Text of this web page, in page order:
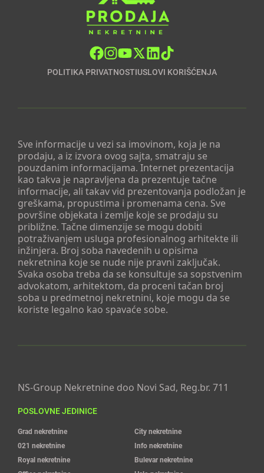
POLITIKA PRIVATNOSTIUSLOVI KORIŠĆENJA
Sve informacije u vezi sa imovinom, koja je na
prodaju, a iz izvora ovog sajta, smatraju se
pouzdanim informacijama. Internet prezentacija
kao takva je napravljena da prezentuje tačne
informacije, ali takav vid prezentovanja podložan je
greškama, propustima i promenama cena. Sve
površine objekata i zemlje koje se prodaju su
približne. Tačne dimenzije se mogu dobiti
potraživanjem usluga profesionalnog arhitekte ili
inžinjera. Broj soba navedenih u opisima
nekretnina koje se nude nije pravni zaključak.
Svaka osoba treba da se konsultuje sa sopstvenim
advokatom, arhitektom, da proceni tačan broj
soba u predmetnoj nekretnini, koje mogu da se
koriste legalno kao spavaće sobe.
NS-Group Nekretnine doo Novi Sad, Reg.br. 711
POSLOVNE JEDINICE
Grad nekretnine
City nekretnine
021 nekretnine
Info nekretnine
Royal nekretnine
Bulevar nekretnine